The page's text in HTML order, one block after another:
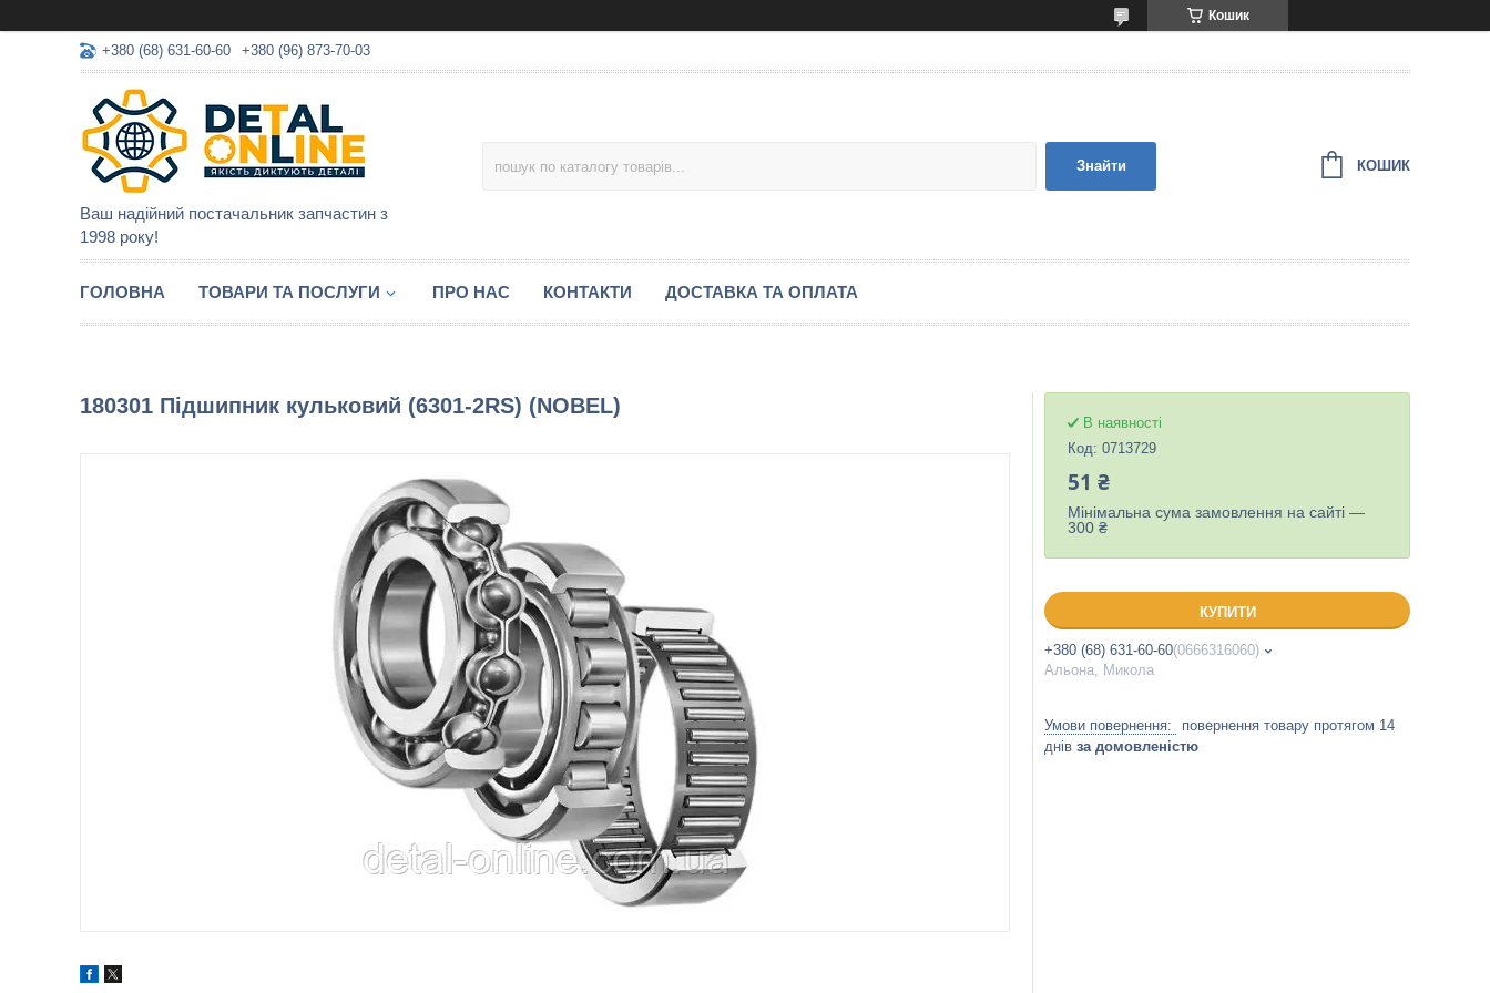
Кошик
+380 (68) 631-60-60 +380 (96) 873-70-03
Ваш надійний постачальник запчастин з
1998 року!
Знайти КОШИК
ГОЛОВНА ТОВАРИ ТА ПОСЛУГИ ПРО НАС КОНТАКТИ ДОСТАВКА ТА ОПЛАТА
180301 Підшипник кульковий (6301-2RS) (NOBEL)
В наявності
Код: 0713729
51 ₴
Мінімальна сума замовлення на сайті —
300 ₴
КУПИТИ
+380 (68) 631-60-60 0666316060
Альона, Микола
повернення товару протягом 14
днів за домовленістю